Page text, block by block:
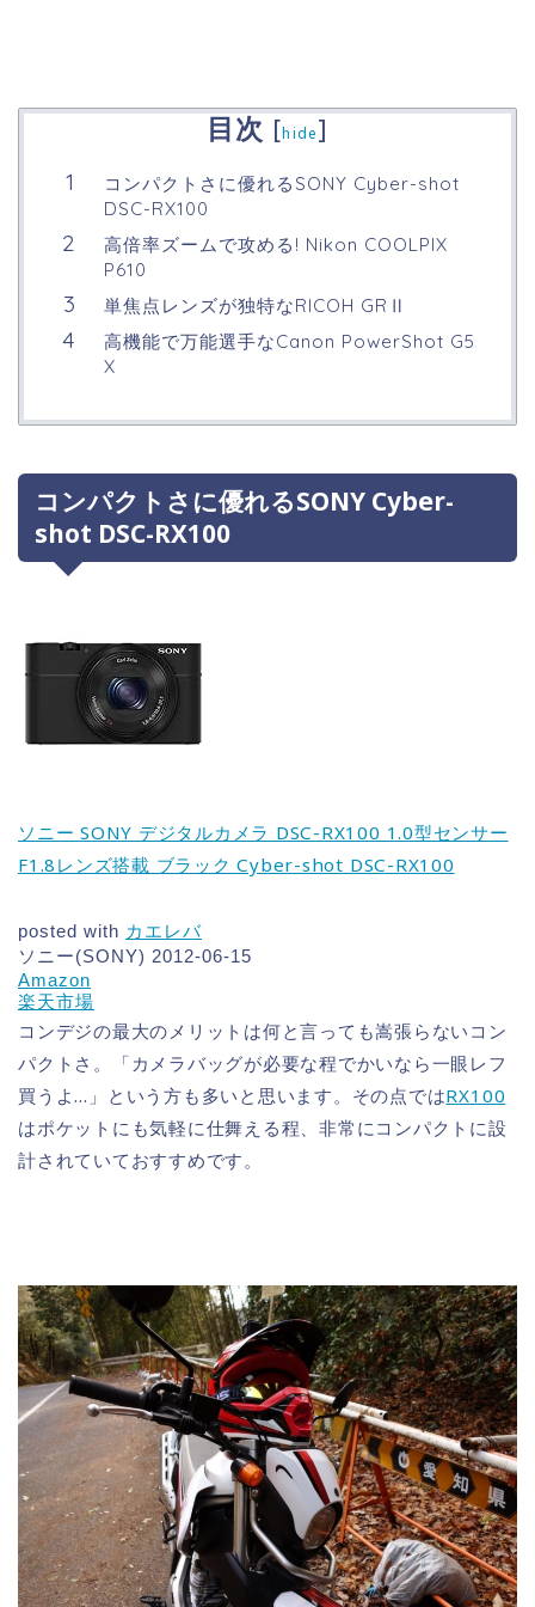
目次 [hide]
コンパクトさに優れるSONY Cyber-shot
DSC-RX100
高倍率ズームで攻める! Nikon COOLPIX
P610
単焦点レンズが独特なRICOH GRⅡ
高機能で万能選手なCanon PowerShot G5
X
コンパクトさに優れるSONY Cyber-
shot DSC-RX100
ソニー SONY デジタルカメラ DSC-RX100 1.0型センサー
F1.8レンズ搭載 ブラック Cyber-shot DSC-RX100
posted with カエレバ
ソニー(SONY) 2012-06-15
Amazon
楽天市場
コンデジの最大のメリットは何と言っても嵩張らないコン
パクトさ。「カメラバッグが必要な程でかいなら一眼レフ
買うよ…」という方も多いと思います。その点ではRX100
はポケットにも気軽に仕舞える程、非常にコンパクトに設
計されていておすすめです。